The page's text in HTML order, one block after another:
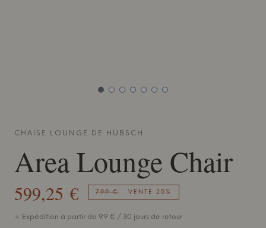
CHAISE LOUNGE DE HÜBSCH
Area Lounge Chair
599,25 € 799 € VENTE 25%
+ Expédition à partir de 99 € / 30 jours de retour